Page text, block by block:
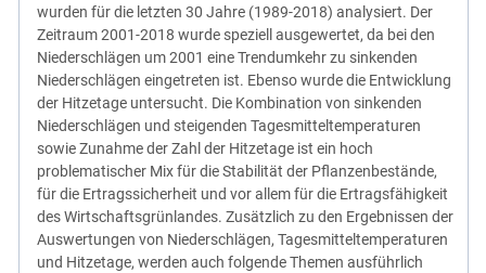
wurden für die letzten 30 Jahre (1989-2018) analysiert. Der
Zeitraum 2001-2018 wurde speziell ausgewertet, da bei den
Niederschlägen um 2001 eine Trendumkehr zu sinkenden
Niederschlägen eingetreten ist. Ebenso wurde die Entwicklung
der Hitzetage untersucht. Die Kombination von sinkenden
Niederschlägen und steigenden Tagesmitteltemperaturen
sowie Zunahme der Zahl der Hitzetage ist ein hoch
problematischer Mix für die Stabilität der Pflanzenbestände,
für die Ertragssicherheit und vor allem für die Ertragsfähigkeit
des Wirtschaftsgrünlandes. Zusätzlich zu den Ergebnissen der
Auswertungen von Niederschlägen, Tagesmitteltemperaturen
und Hitzetage, werden auch folgende Themen ausführlich